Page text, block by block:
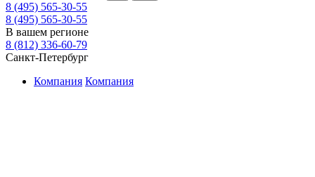
8 (495) 565-30-55
8 (495) 565-30-55
В вашем регионе
8 (812) 336-60-79
Санкт-Петербург
Компания Компания